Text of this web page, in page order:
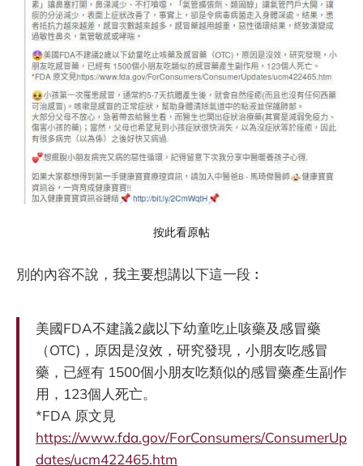
按此看原帖
別的內容不說，我主要想講以下這一段︰
美國FDA不建議2歲以下幼童吃止咳藥及感冒藥
（OTC)，原因是沒效，研究發現，小朋友吃感冒
藥，已經有 1500個小朋友吃類似的感冒藥產生副作
用，123個人死亡。
*FDA 原文見
https://www.fda.gov/ForConsumers/ConsumerUp
dates/ucm422465.htm